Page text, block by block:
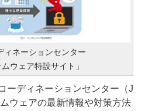
ィネーションセンター
ウェア特設サイト」
ディネーションセンター（J
ウェアの最新情報や対策方法